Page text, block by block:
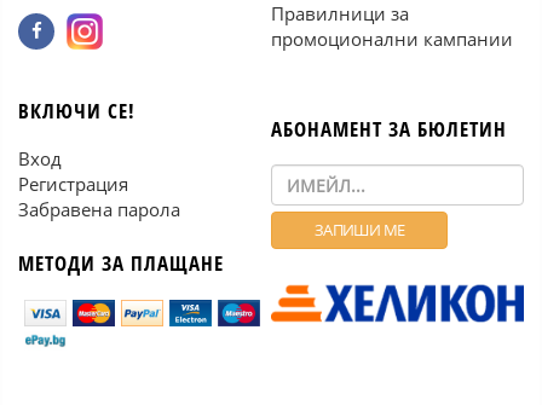
Правилници за
промоционални кампании
ВКЛЮЧИ СЕ!
Вход
Регистрация
Забравена парола
МЕТОДИ ЗА ПЛАЩАНЕ
АБОНАМЕНТ ЗА БЮЛЕТИН